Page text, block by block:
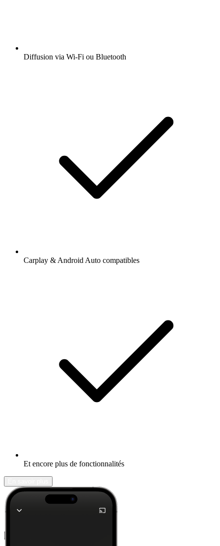
Diffusion via Wi-Fi ou Bluetooth
Carplay & Android Auto compatibles
Et encore plus de fonctionnalités